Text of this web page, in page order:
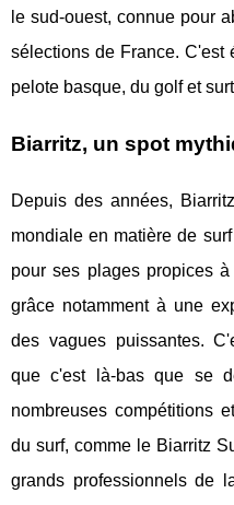
le sud-ouest, connue pour
sélections de France. C'est
pelote basque, du golf et
Biarritz, un spot
Depuis des années,
mondiale en matière de
pour ses plages propices
grâce notamment à une
des vagues puissantes.
que c'est là-bas que se
nombreuses compétitions
du surf, comme le Biarritz
grands professionnels de